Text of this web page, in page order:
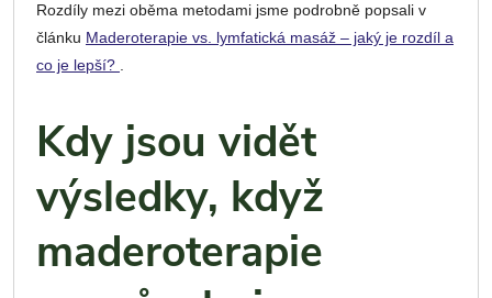
Rozdíly mezi oběma metodami jsme podrobně popsali v
článku Maderoterapie vs. lymfatická masáž – jaký je rozdíl a
co je lepší? .
Kdy jsou vidět
výsledky, když
maderoterapie